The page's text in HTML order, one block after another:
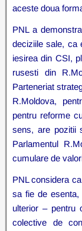
aceste doua
PNL a
deciziile sale, ca
iesirea din CSI,
rusesti din
Parteneriat
R.Moldova,
pentru reforme
sens, are pozitii
Parlamentul
cumulare de
PNL considera
sa fie de
ulterior – pentru
colective de